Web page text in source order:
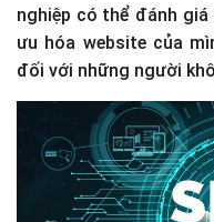
nghiệp có thể đánh
ưu hóa website của
đối với những người